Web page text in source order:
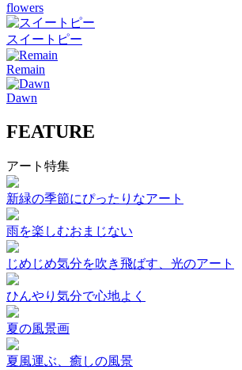
flowers
スイートピー
Remain
Dawn
FEATURE
アート特集
新緑の季節にぴったりなアート
雨を楽しむおまじない
じめじめ気分を吹き飛ばす、光のアート
ひんやり気分で心地よく
夏の風景画
夏風運ぶ、癒しの風景